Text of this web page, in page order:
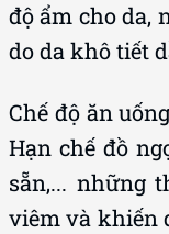
độ ẩm cho da,
do da khô tiết
Chế độ ăn
Hạn chế đồ
sẵn,... những
viêm và khiến